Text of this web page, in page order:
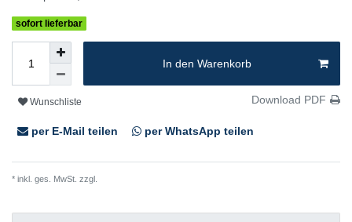
sofort lieferbar
In den Warenkorb
Wunschliste Download PDF
per E-Mail teilen per WhatsApp teilen
* inkl. ges. MwSt. zzgl.